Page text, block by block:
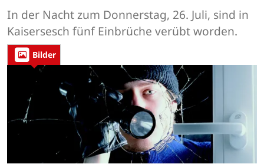
In der Nacht zum Donnerstag, 26. Juli, sind in
Kaisersesch fünf Einbrüche verübt worden.
Bilder